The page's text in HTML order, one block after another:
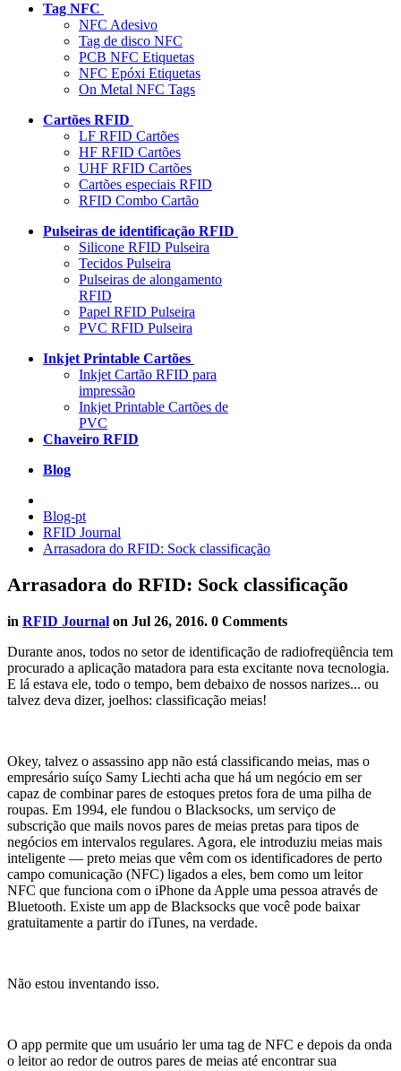
Tag NFC
NFC Adesivo
Tag de disco NFC
PCB NFC Etiquetas
NFC Epóxi Etiquetas
On Metal NFC Tags
Cartões RFID
LF RFID Cartões
HF RFID Cartões
UHF RFID Cartões
Cartões especiais RFID
RFID Combo Cartão
Pulseiras de identificação RFID
Silicone RFID Pulseira
Tecidos Pulseira
Pulseiras de alongamento
RFID
Papel RFID Pulseira
PVC RFID Pulseira
Inkjet Printable Cartões
Inkjet Cartão RFID para
impressão
Inkjet Printable Cartões de
PVC
Chaveiro RFID
Blog
Blog-pt
RFID Journal
Arrasadora do RFID: Sock classificação
Arrasadora do RFID: Sock classificação
in RFID Journal on Jul 26, 2016. 0 Comments
Durante anos, todos no setor de identificação de radiofreqüência tem
procurado a aplicação matadora para esta excitante nova tecnologia.
E lá estava ele, todo o tempo, bem debaixo de nossos narizes... ou
talvez deva dizer, joelhos: classificação meias!
Okey, talvez o assassino app não está classificando meias, mas o
empresário suíço Samy Liechti acha que há um negócio em ser
capaz de combinar pares de estoques pretos fora de uma pilha de
roupas. Em 1994, ele fundou o Blacksocks, um serviço de
subscrição que mails novos pares de meias pretas para tipos de
negócios em intervalos regulares. Agora, ele introduziu meias mais
inteligente — preto meias que vêm com os identificadores de perto
campo comunicação (NFC) ligados a eles, bem como um leitor
NFC que funciona com o iPhone da Apple uma pessoa através de
Bluetooth. Existe um app de Blacksocks que você pode baixar
gratuitamente a partir do iTunes, na verdade.
Não estou inventando isso.
O app permite que um usuário ler uma tag de NFC e depois da onda
o leitor ao redor de outros pares de meias até encontrar sua